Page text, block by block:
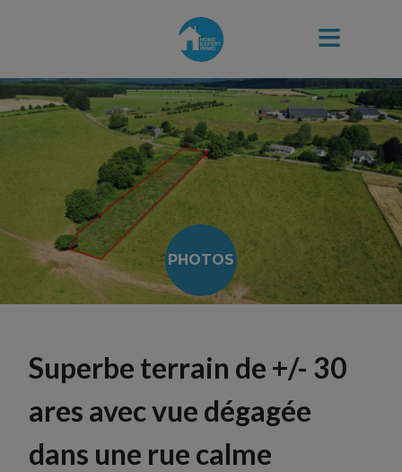
PHOTOS
Superbe terrain de +/- 30
ares avec vue dégagée
dans une rue calme